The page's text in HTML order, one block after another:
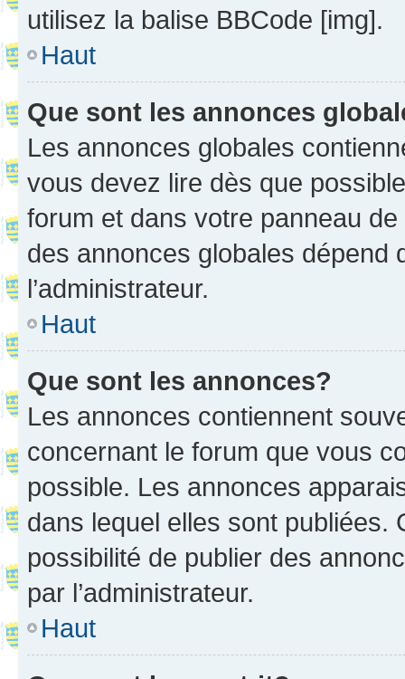
utilisez la balise BBCode [img].
Haut
Que sont les annonces
Les annonces globales
vous devez lire dès que
forum et dans votre panneau
des annonces globales dépend
l’administrateur.
Haut
Que sont les annonces?
Les annonces contiennent
concernant le forum que vous
possible. Les annonces
dans lequel elles sont publiées.
possibilité de publier des
par l’administrateur.
Haut